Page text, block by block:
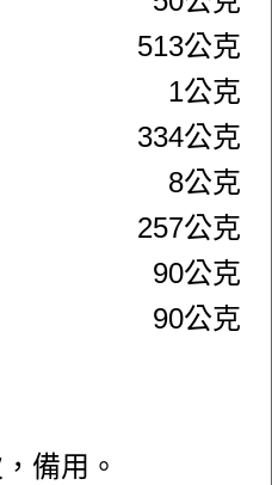
513公克
1公克
334公克
8公克
257公克
90公克
90公克
備用。